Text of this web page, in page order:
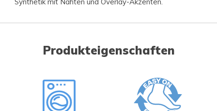
Produkteigenschaften